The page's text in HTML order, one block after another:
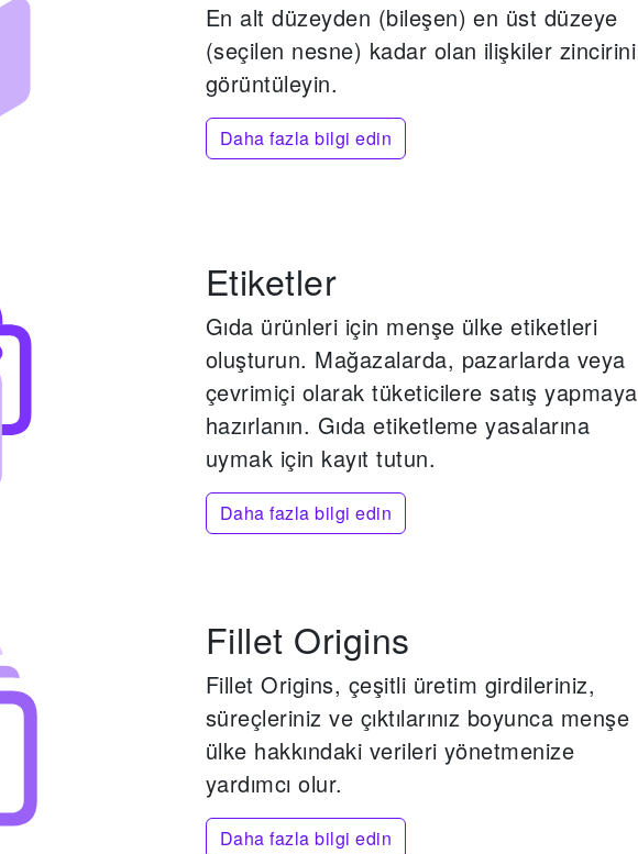
En alt düzeyden (bileşen) en üst düzeye
(seçilen nesne) kadar olan ilişkiler zincirini
görüntüleyin.
Daha fazla bilgi edin
Etiketler
Gıda ürünleri için menşe ülke etiketleri
oluşturun. Mağazalarda, pazarlarda veya
çevrimiçi olarak tüketicilere satış yapmaya
hazırlanın. Gıda etiketleme yasalarına
uymak için kayıt tutun.
Daha fazla bilgi edin
Fillet Origins
Fillet Origins, çeşitli üretim girdileriniz,
süreçleriniz ve çıktılarınız boyunca menşe
ülke hakkındaki verileri yönetmenize
yardımcı olur.
Daha fazla bilgi edin